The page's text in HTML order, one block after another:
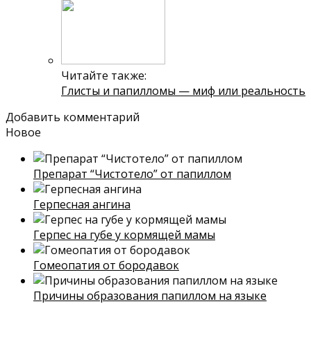
Читайте также:
Глисты и папилломы — миф или реальность
Добавить комментарий
Новое
Препарат “Чистотело” от папиллом
Герпесная ангина
Герпес на губе у кормящей мамы
Гомеопатия от бородавок
Причины образования папиллом на языке